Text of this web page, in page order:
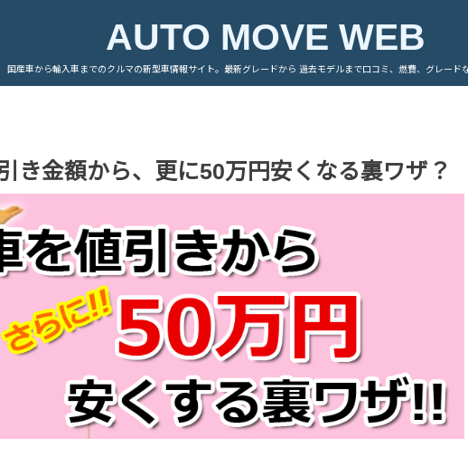
AUTO MOVE WEB
国産車から輸入車までのクルマの新型車情報サイト。最新グレードから 過去モデルまで口コミ、燃費、グレード
き金額から、更に50万円安くなる裏ワザ？